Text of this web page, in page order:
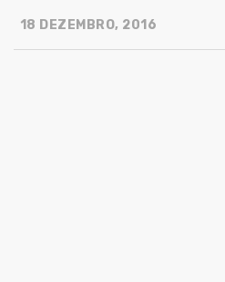
18 DEZEMBRO, 2016